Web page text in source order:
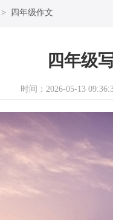
> 四年级作文
四年级
时间：2026-05-13